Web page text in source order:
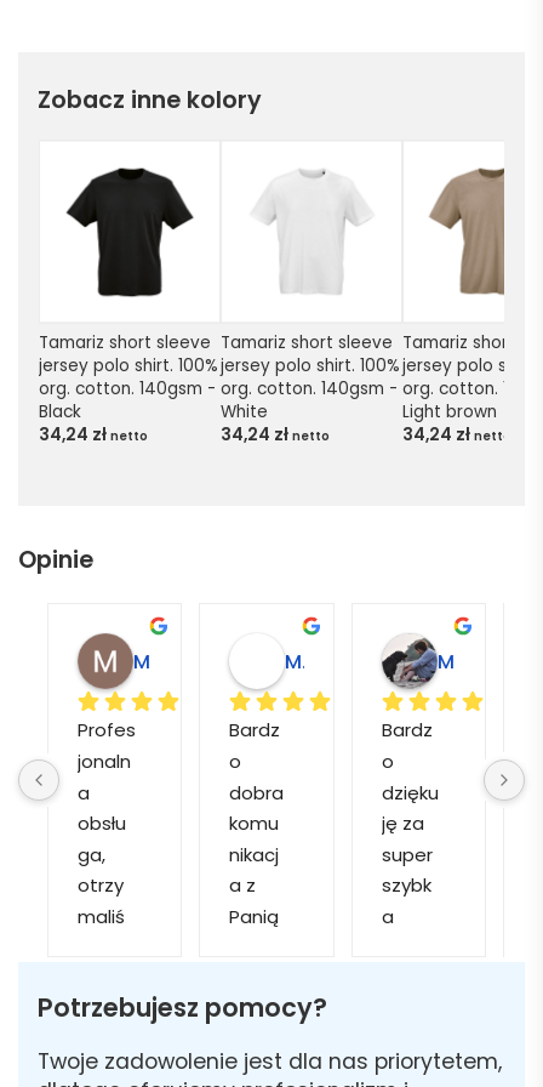
Zobacz inne kolory
Tamariz short sleeve
jersey polo shirt. 100%
org. cotton. 140gsm -
Black
34,24 zł netto
Tamariz short sleeve
jersey polo shirt. 100%
org. cotton. 140gsm -
White
34,24 zł netto
Tamariz short
jersey polo shirt.
org. cotton.
Light brown
34,24 zł netto
Opinie
Profes
jonaln
a
obsłu
ga,
otrzy
maliś
wizuali
któryc
Marcin M.
Bardz
o
dobra
komu
nikacj
a z
Panią
Szybk
realiza
Bardz
o
dzięku
ję za
super
szybk
a
Został
Potrzebujesz pomocy?
Twoje zadowolenie jest dla nas priorytetem,